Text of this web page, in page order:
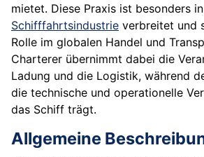
mietet. Diese Praxis ist besonders
Schifffahrtsindustrie verbreitet und
Rolle im globalen Handel und
Charterer übernimmt dabei die
Ladung und die Logistik, während
die technische und operationelle
das Schiff trägt.
Allgemeine